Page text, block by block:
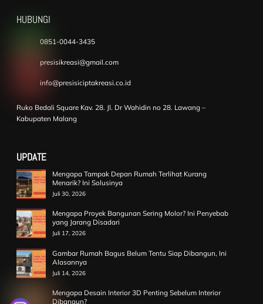
HUBUNGI
0851-0044-3435
presisikreasi@gmail.com
info@presisiciptakreasi.co.id
Ruko Bedali Square Kav. 28. Jl. Dr Wahidin no 28. Lawang –
Kabupaten Malang
UPDATE
Mengapa Tampak Depan Rumah Terlihat Kurang
Menarik? Ini Solusinya
Juli 30, 2026
Mengapa Proyek Bangunan Sering Molor? Ini Penyebab
yang Jarang Disadari
Juli 17, 2026
Gambar Rumah Bagus Belum Tentu Siap Dibangun, Ini
Alasannya
Juli 14, 2026
Mengapa Desain Interior 3D Penting Sebelum Interior
Dibangun?